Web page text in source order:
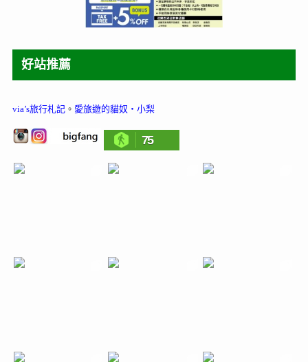
好站推薦
via’s旅行札記。 愛旅遊的貓奴‧小梨
75